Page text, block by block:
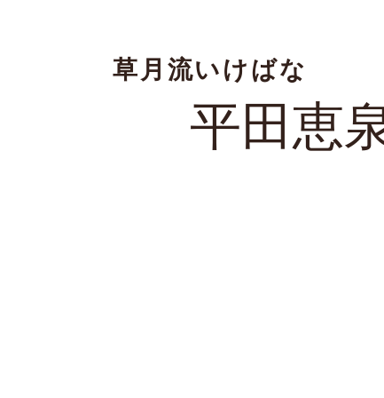
草月流いけばな
平田恵